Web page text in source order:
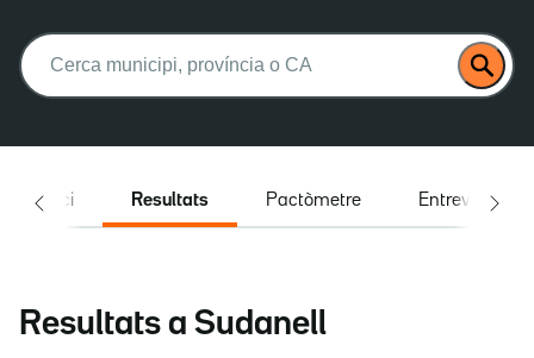
Buscar:
Inici Resultats Pactòmetre Entrevistes
Resultats a Sudanell